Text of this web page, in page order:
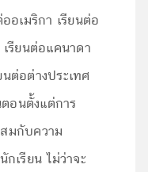
อเมริกา เรียนต่อ
รียนต่อแคนาดา
ต่อต่างประเทศ
อนตั้งแต่การ
มกับความ
กเรียน ไม่ว่าจะ